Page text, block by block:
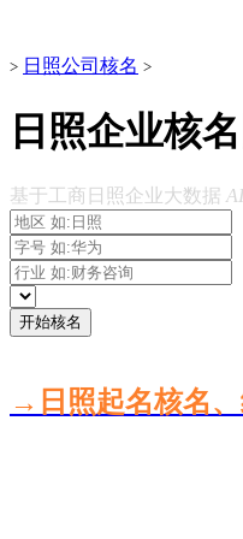
> 日照公司核名 >
日照企业核
基于工商日照企业大数据 AI
开始核名
→日照起名核名